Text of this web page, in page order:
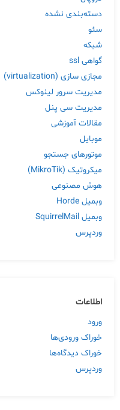
دسته‌بندی نشده
سئو
شبکه
گواهی ssl
مجازی سازی (virtualization)
مدیریت سرور لینوکس
مدیریت سی پنل
مقالات آموزشی
موبایل
موتورهای جستجو
میکروتیک (MikroTik)
هوش مصنوعی
وبمیل Horde
وبمیل SquirrelMail
وردپرس
اطلاعات
ورود
خوراک ورودی‌ها
خوراک دیدگاه‌ها
وردپرس